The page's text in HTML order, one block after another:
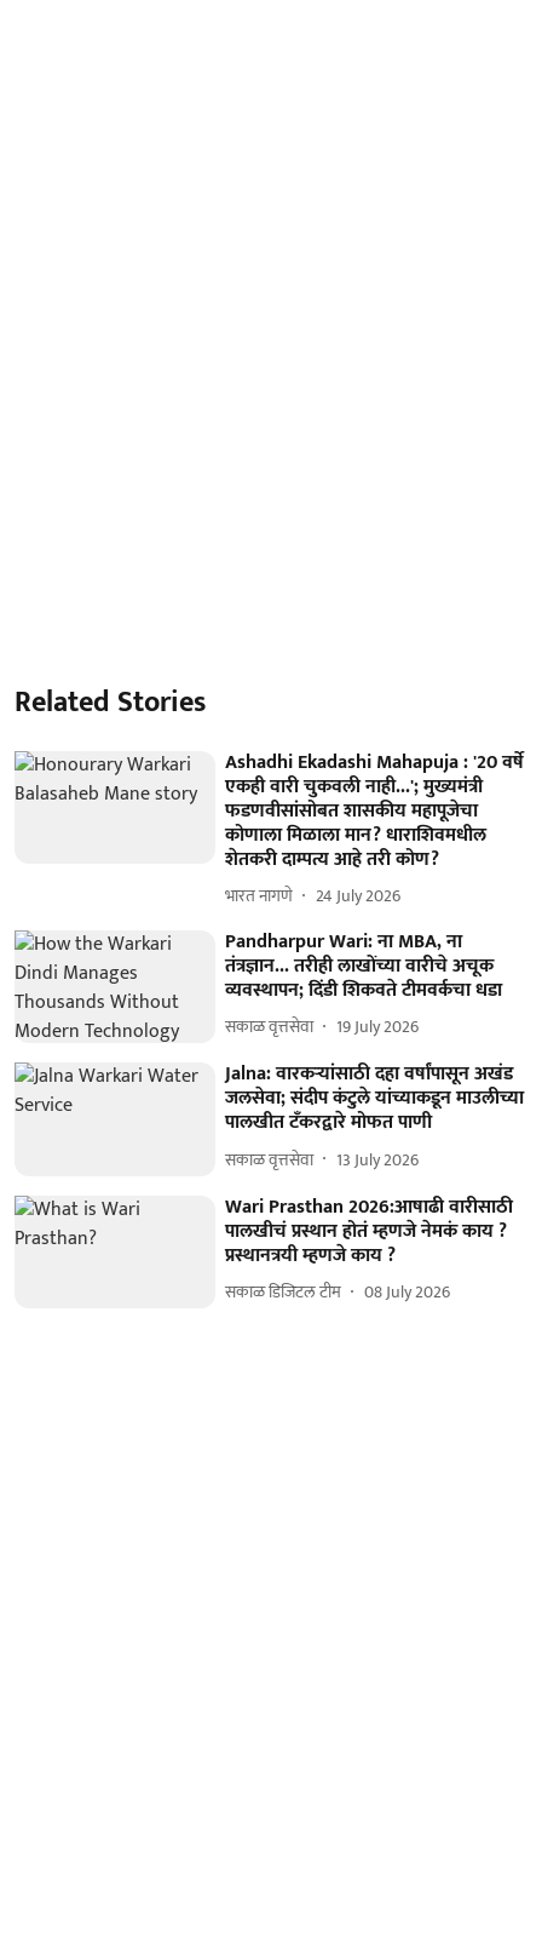
Related Stories
Ashadhi Ekadashi Mahapuja : '20 वर्षे
एकही वारी चुकवली नाही...'; मुख्यमंत्री
फडणवीसांसोबत शासकीय महापूजेचा
कोणाला मिळाला मान? धाराशिवमधील
शेतकरी दाम्पत्य आहे तरी कोण?
भारत नागणे 24 July 2026
Pandharpur Wari: ना MBA, ना
तंत्रज्ञान... तरीही लाखोंच्या वारीचे अचूक
व्यवस्थापन; दिंडी शिकवते टीमवर्कचा धडा
सकाळ वृत्तसेवा 19 July 2026
Jalna: वारकऱ्यांसाठी दहा वर्षांपासून अखंड
जलसेवा; संदीप कंटुले यांच्याकडून माउलीच्या
पालखीत टँकरद्वारे मोफत पाणी
सकाळ वृत्तसेवा 13 July 2026
Wari Prasthan 2026:आषाढी वारीसाठी
पालखीचं प्रस्थान होतं म्हणजे नेमकं काय ?
प्रस्थानत्रयी म्हणजे काय ?
सकाळ डिजिटल टीम 08 July 2026